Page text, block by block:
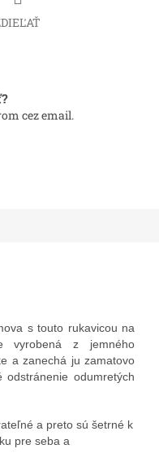
cez email.
s touto rukavicou na
vyrobená z jemného
a zanechá ju zamatovo
odstránenie odumretých
a preto sú šetrné k
pre seba a